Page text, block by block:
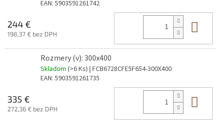
EAN: 5903591261742
244 €
198,37 € bez DPH
Rozmery (v): 300x400
Skladom (>6 Ks) | FCB6728CFE5F654-300X400
EAN: 5903591261735
335 €
272,36 € bez DPH